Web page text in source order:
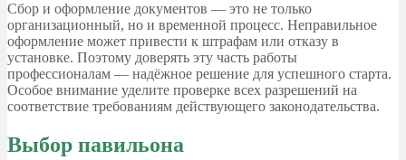
Сбор и оформление документов — это не только
организационный, но и временной процесс. Неправильное
оформление может привести к штрафам или отказу в
установке. Поэтому доверять эту часть работы
профессионалам — надёжное решение для успешного старта.
Особое внимание уделите проверке всех разрешений на
соответствие требованиям действующего законодательства.
Выбор павильона